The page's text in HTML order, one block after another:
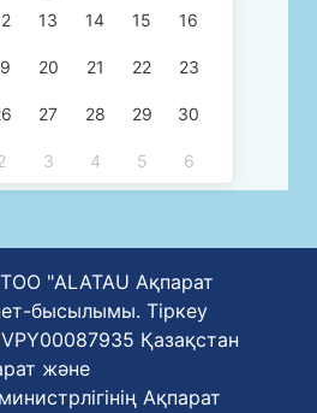
13 14 15 16
20 21 22 23
27 28 29 30
3 4 5 6
"ALATAU Ақпарат
бысылымы. Тіркеу
Қазақстан
және
Ақпарат